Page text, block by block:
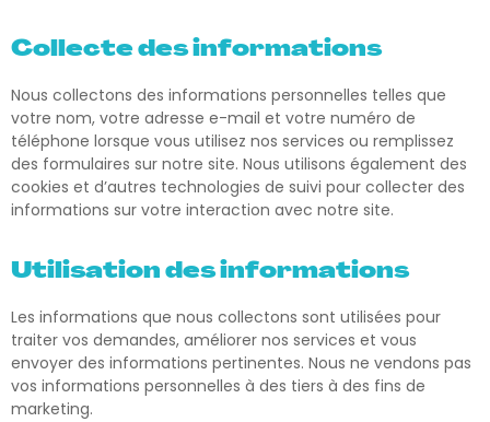
Collecte des informations
Nous collectons des informations personnelles telles que
votre nom, votre adresse e-mail et votre numéro de
téléphone lorsque vous utilisez nos services ou remplissez
des formulaires sur notre site. Nous utilisons également des
cookies et d’autres technologies de suivi pour collecter des
informations sur votre interaction avec notre site.
Utilisation des informations
Les informations que nous collectons sont utilisées pour
traiter vos demandes, améliorer nos services et vous
envoyer des informations pertinentes. Nous ne vendons pas
vos informations personnelles à des tiers à des fins de
marketing.